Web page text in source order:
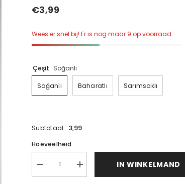
€3,99
Wees er snel bij! Er is nog maar 9 op voorraad.
Çeşit: Soğanlı
Soğanlı Baharatlı Sarımsaklı
Subtotaal:: 3,99
Hoeveelheid
Sarımsaklı
-
Sarımsaklı
-
IN WINKELMAND